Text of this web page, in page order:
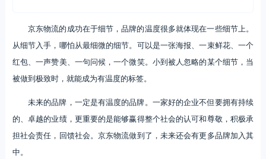
京东物流的成功在于细节，品牌的温度很多就体现在一些细节上。
从细节入手，哪怕从最细微的细节。可以是一张海报、一束鲜花、一个
红包、一声赞美、一句问候，一个微笑。小到被人忽略的某个细节，当
被做到极致时，就能成为有温度的标签。
未来的品牌，一定是有温度的品牌。一家好的企业不但要拥有持续
的、卓越的业绩，更重要的是能够赢得整个社会的认可和尊敬，积极承
担社会责任，回馈社会。京东物流做到了，未来还会有更多品牌加入其
中。